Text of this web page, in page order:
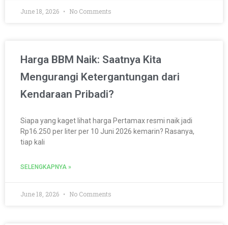
June 18, 2026 No Comments
Harga BBM Naik: Saatnya Kita
Mengurangi Ketergantungan dari
Kendaraan Pribadi?
Siapa yang kaget lihat harga Pertamax resmi naik jadi
Rp16.250 per liter per 10 Juni 2026 kemarin? Rasanya,
tiap kali
SELENGKAPNYA »
June 18, 2026 No Comments